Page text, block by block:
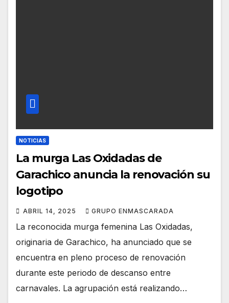
NOTICIAS
La murga Las Oxidadas de
Garachico anuncia la renovación su
logotipo
ABRIL 14, 2025 GRUPO ENMASCARADA
La reconocida murga femenina Las Oxidadas,
originaria de Garachico, ha anunciado que se
encuentra en pleno proceso de renovación
durante este periodo de descanso entre
carnavales. La agrupación está realizando…